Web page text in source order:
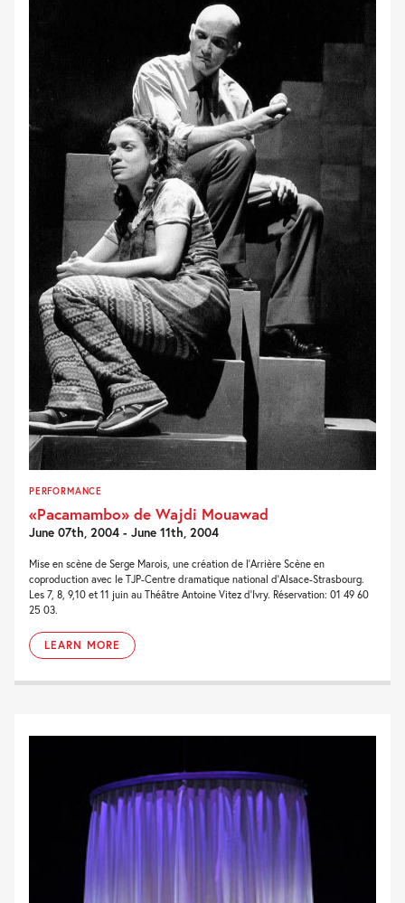
PERFORMANCE
«Pacamambo» de Wajdi Mouawad
June 07th, 2004 - June 11th, 2004
Mise en scène de Serge Marois, une création de l’Arrière Scène en
coproduction avec le TJP-Centre dramatique national d’Alsace-Strasbourg.
Les 7, 8, 9,10 et 11 juin au Théâtre Antoine Vitez d’Ivry. Réservation: 01 49 60
25 03.
LEARN MORE